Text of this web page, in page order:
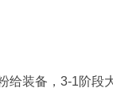
装备，3-1阶